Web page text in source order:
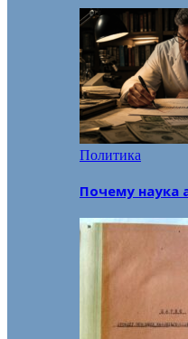
Политика
Почему наука